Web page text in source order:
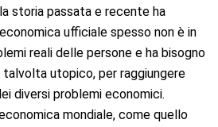
storia passata e recente ha
ufficiale spesso non è in
reali delle persone e ha bisogno
utopico, per raggiungere
diversi problemi economici.
mondiale, come quello